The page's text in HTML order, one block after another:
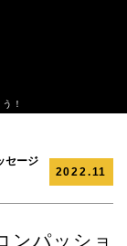
！
セージ
2022.11
パッショ